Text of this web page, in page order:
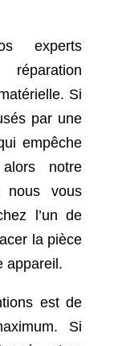
experts
Si
par une
empêche
notre
nous vous
l’un de
la pièce
appareil.
est de
Si